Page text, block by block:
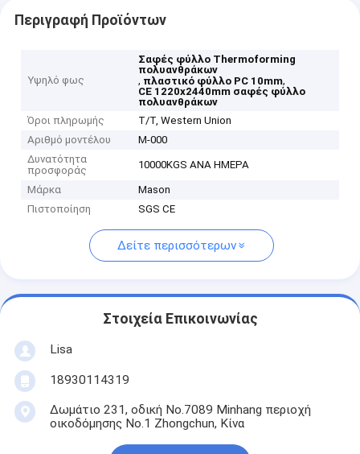
Περιγραφή Προϊόντων
Υψηλό φως
Σαφές φύλλο Thermoforming
πολυανθράκων
, πλαστικό φύλλο PC 10mm,
CE 1220x2440mm σαφές φύλλο
πολυανθράκων
Όροι πληρωμής
T/T, Western Union
Αριθμό μοντέλου
Μ-000
Δυνατότητα
προσφοράς
10000KGS ΑΝΑ ΗΜΕΡΑ
Μάρκα
Mason
Πιστοποίηση
SGS CE
Δείτε περισσότερων
Στοιχεία Επικοινωνίας
Lisa
18930114319
Δωμάτιο 231, οδική No.7089 Minhang περιοχή
οικοδόμησης No.1 Zhongchun, Κίνα